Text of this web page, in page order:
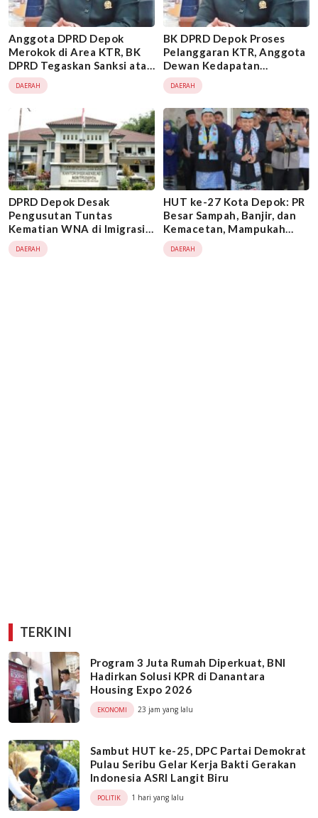
Anggota DPRD Depok
Merokok di Area KTR, BK
DPRD Tegaskan Sanksi atas
Pelanggaran Kode Etik
DAERAH
BK DPRD Depok Proses
Pelanggaran KTR, Anggota
Dewan Kedapatan
Merokok Terancam Sanksi
DAERAH
DPRD Depok Desak
Pengusutan Tuntas
Kematian WNA di Imigrasi,
Polisi Periksa 8 Saksi
DAERAH
HUT ke-27 Kota Depok: PR
Besar Sampah, Banjir, dan
Kemacetan, Mampukah
Wali Kota Menyelesaikan?
DAERAH
TERKINI
Program 3 Juta Rumah Diperkuat, BNI
Hadirkan Solusi KPR di Danantara
Housing Expo 2026
EKONOMI 23 jam yang lalu
Sambut HUT ke-25, DPC Partai Demokrat
Pulau Seribu Gelar Kerja Bakti Gerakan
Indonesia ASRI Langit Biru
POLITIK 1 hari yang lalu